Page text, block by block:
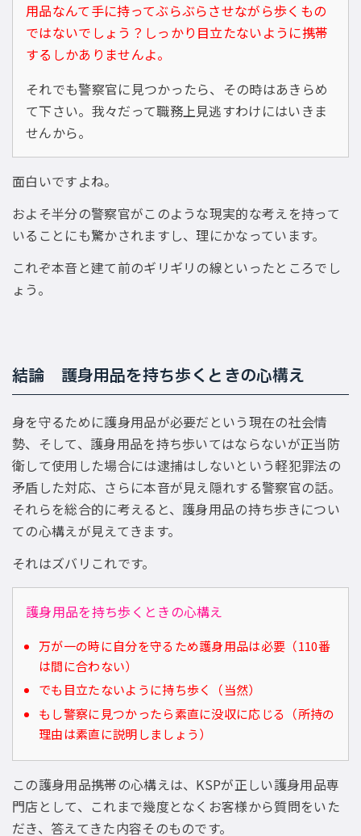
用品なんて手に持ってぶらぶらさせながら歩くもの
ではないでしょう？しっかり目立たないように携帯
するしかありませんよ。
それでも警察官に見つかったら、その時はあきらめ
て下さい。我々だって職務上見逃すわけにはいきま
せんから。
面白いですよね。
およそ半分の警察官がこのような現実的な考えを持って
いることにも驚かされますし、理にかなっています。
これぞ本音と建て前のギリギリの線といったところでし
ょう。
結論 護身用品を持ち歩くときの心構え
身を守るために護身用品が必要だという現在の社会情
勢、そして、護身用品を持ち歩いてはならないが正当防
衛して使用した場合には逮捕はしないという軽犯罪法の
矛盾した対応、さらに本音が見え隠れする警察官の話。
それらを総合的に考えると、護身用品の持ち歩きについ
ての心構えが見えてきます。
それはズバリこれです。
護身用品を持ち歩くときの心構え
万が一の時に自分を守るため護身用品は必要（110番
は間に合わない）
でも目立たないように持ち歩く（当然）
もし警察に見つかったら素直に没収に応じる（所持の
理由は素直に説明しましょう）
この護身用品携帯の心構えは、KSPが正しい護身用品専
門店として、これまで幾度となくお客様から質問をいた
だき、答えてきた内容そのものです。